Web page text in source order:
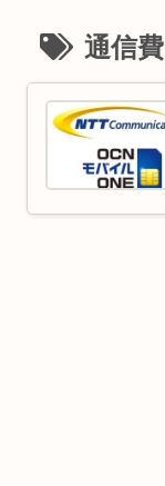
通信費